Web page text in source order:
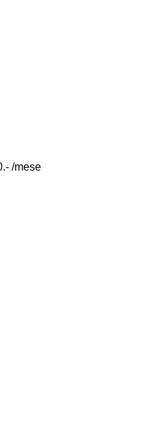
/mese